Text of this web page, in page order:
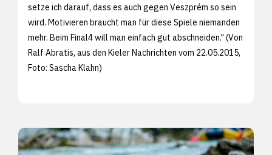
setze ich darauf, dass es auch gegen Veszprém so sein
wird. Motivieren braucht man für diese Spiele niemanden
mehr. Beim Final4 will man einfach gut abschneiden." (Von
Ralf Abratis, aus den Kieler Nachrichten vom 22.05.2015,
Foto: Sascha Klahn)